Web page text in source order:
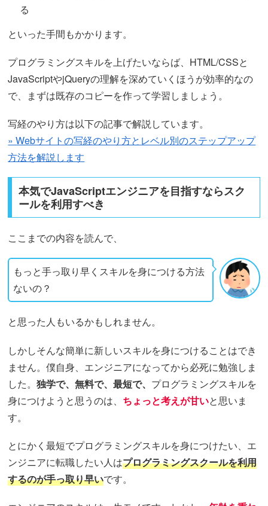
る
といった手間もかかります。
プログラミングスキルを上げたいならば、HTML/CSSと
JavaScriptやjQueryの理解を深めていくほうが効率的なの
で、まずは既存のコピーを作って学習しましょう。
写経のやり方は以下の記事で解説しています。
» Webサイトの写経のやり方とレベル別のステップアップ
方法を解説します
本気でJavaScriptエンジニアを目指すならスク
ールを利用すべき
ここまでの内容を読んで、
もっと手っ取り早くスキルを身につける方法
ないの？
と思った人もいるかもしれません。
しかしそんな簡単に新しいスキルを身につけることはでき
ません。僕自身、エンジニアになってから必死に勉強しま
した。独学で、無料で、最短で、 プログラミングスキルを
身につけようと思うのは、 ちょっと考えが甘いと思いま
す。
とにかく最短でプログラミングスキルを身につけたい、エ
ンジニアに転職したい人はプログラミングスクールを利用
するのが手っ取り早いです。